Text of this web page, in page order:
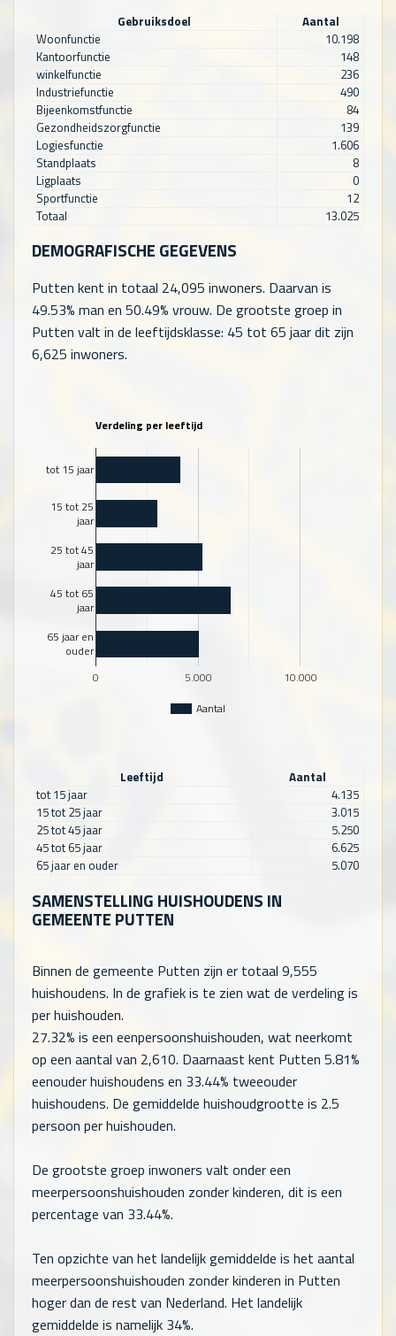
Gebruiksdoel
Aantal
Woonfunctie
10.198
Kantoorfunctie
148
winkelfunctie
236
Industriefunctie
490
Bijeenkomstfunctie
84
Gezondheidszorgfunctie
139
Logiesfunctie
1.606
Standplaats
8
Ligplaats
0
Sportfunctie
12
Totaal
13.025
DEMOGRAFISCHE GEGEVENS
Putten kent in totaal 24,095 inwoners. Daarvan is
49.53% man en 50.49% vrouw. De grootste groep in
Putten valt in de leeftijdsklasse: 45 tot 65 jaar dit zijn
6,625 inwoners.
Verdeling per leeftijd
Aantal
0 5.000 10.000
tot 15 jaar
15 tot 25
jaar
25 tot 45
jaar
45 tot 65
jaar
65 jaar en
ouder
Leeftijd
Aantal
tot 15 jaar
4.135
15 tot 25 jaar
3.015
25 tot 45 jaar
5.250
45 tot 65 jaar
6.625
65 jaar en ouder
5.070
SAMENSTELLING HUISHOUDENS IN
GEMEENTE PUTTEN
Binnen de gemeente Putten zijn er totaal 9,555
huishoudens. In de grafiek is te zien wat de verdeling is
per huishouden.
27.32% is een eenpersoonshuishouden, wat neerkomt
op een aantal van 2,610. Daarnaast kent Putten 5.81%
eenouder huishoudens en 33.44% tweeouder
huishoudens. De gemiddelde huishoudgrootte is 2.5
persoon per huishouden.
De grootste groep inwoners valt onder een
meerpersoonshuishouden zonder kinderen, dit is een
percentage van 33.44%.
Ten opzichte van het landelijk gemiddelde is het aantal
meerpersoonshuishouden zonder kinderen in Putten
hoger dan de rest van Nederland. Het landelijk
gemiddelde is namelijk 34%.